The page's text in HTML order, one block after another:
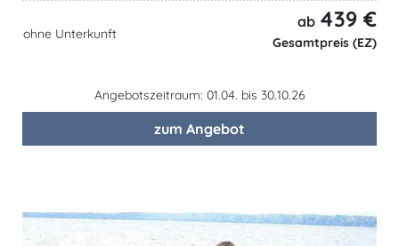
ohne Unterkunft
ab 439 €
Gesamtpreis (EZ)
Angebotszeitraum: 01.04. bis 30.10.26
zum Angebot